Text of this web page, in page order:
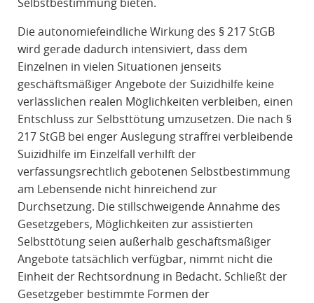
Die autonomiefeindliche Wirkung des § 217 StGB
wird gerade dadurch intensiviert, dass dem
Einzelnen in vielen Situationen jenseits
geschäftsmäßiger Angebote der Suizidhilfe keine
verlässlichen realen Möglichkeiten verbleiben, einen
Entschluss zur Selbsttötung umzusetzen. Die nach §
217 StGB bei enger Auslegung straffrei verbleibende
Suizidhilfe im Einzelfall verhilft der
verfassungsrechtlich gebotenen Selbstbestimmung
am Lebensende nicht hinreichend zur
Durchsetzung. Die stillschweigende Annahme des
Gesetzgebers, Möglichkeiten zur assistierten
Selbsttötung seien außerhalb geschäftsmäßiger
Angebote tatsächlich verfügbar, nimmt nicht die
Einheit der Rechtsordnung in Bedacht. Schließt der
Gesetzgeber bestimmte Formen der